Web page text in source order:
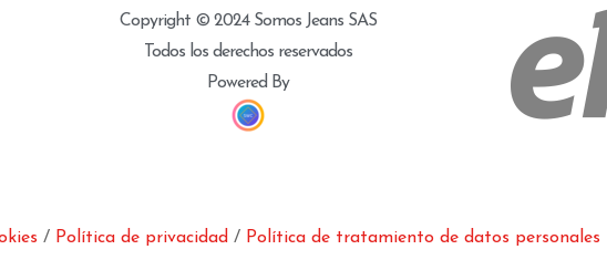
Copyright © 2024 Somos Jeans SAS
Todos los derechos reservados
Powered By
/ Política de privacidad / Política de tratamiento de datos personales